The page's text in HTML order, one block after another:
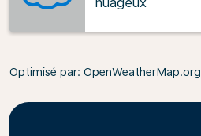
Optimisé par: OpenWeatherMap.org